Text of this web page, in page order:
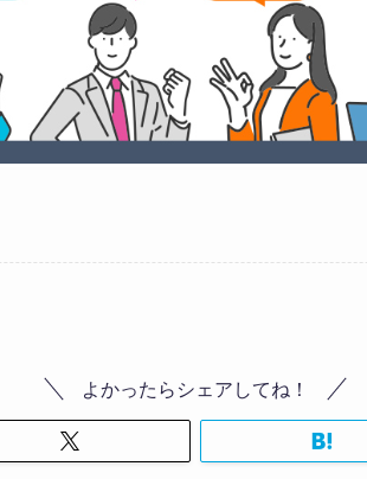
よかったらシェアしてね！